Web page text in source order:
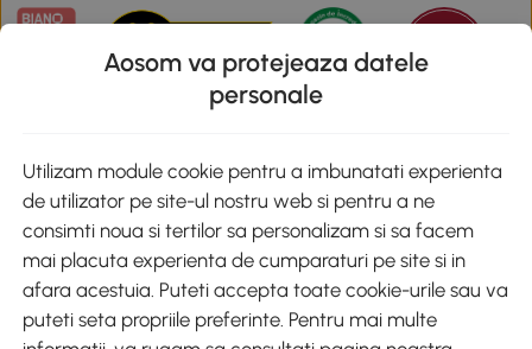
Descarca aplicatia Aosom
Google Play
+40 312294730 clienti@aosom.ro
Aosom va protejeaza datele
personale
Utilizam module cookie pentru a imbunatati experienta
de utilizator pe site-ul nostru web si pentru a ne
consimti noua si tertilor sa personalizam si sa facem
mai placuta experienta de cumparaturi pe site si in
afara acestuia. Puteti accepta toate cookie-urile sau va
puteti seta propriile preferinte. Pentru mai multe